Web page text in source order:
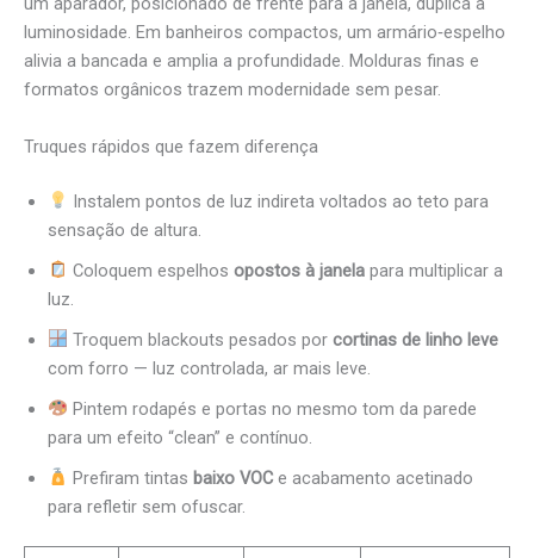
luminosidade. Em banheiros compactos, um armário‑espelho
alivia a bancada e amplia a profundidade. Molduras finas e
formatos orgânicos trazem modernidade sem pesar.
Truques rápidos que fazem diferença
Instalem pontos de luz indireta voltados ao teto para
sensação de altura.
Coloquem espelhos opostos à janelapara multiplicar a
luz.
Troquem blackouts pesados por cortinas de linho leve
com forro — luz controlada, ar mais leve.
Pintem rodapés e portas no mesmo tom da parede
para um efeito “clean” e contínuo.
Prefiram tintas baixo VOCe acabamento acetinado
para refletir sem ofuscar.